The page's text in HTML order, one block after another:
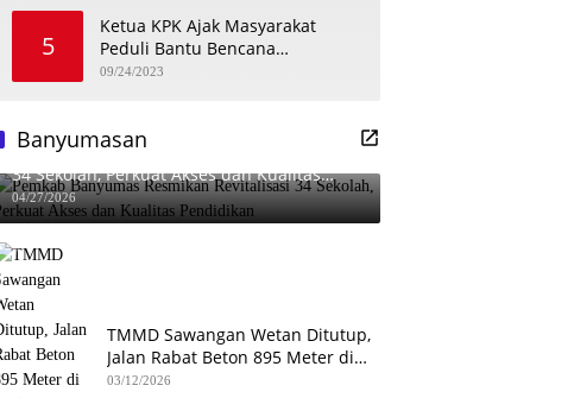
5
Ketua KPK Ajak Masyarakat
Peduli Bantu Bencana
Kekeringan di Banyumas
09/24/2023
Banyumasan
Pemkab Banyumas Resmikan Revitalisasi
34 Sekolah, Perkuat Akses dan Kualitas
Pendidikan
04/27/2026
TMMD Sawangan Wetan Ditutup,
Jalan Rabat Beton 895 Meter di
Patikraja Banyumas Rampung
03/12/2026